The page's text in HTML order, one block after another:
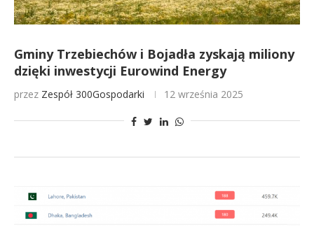
Gminy Trzebiechów i Bojadła zyskają miliony
dzięki inwestycji Eurowind Energy
przez Zespół 300Gospodarki 12 września 2025